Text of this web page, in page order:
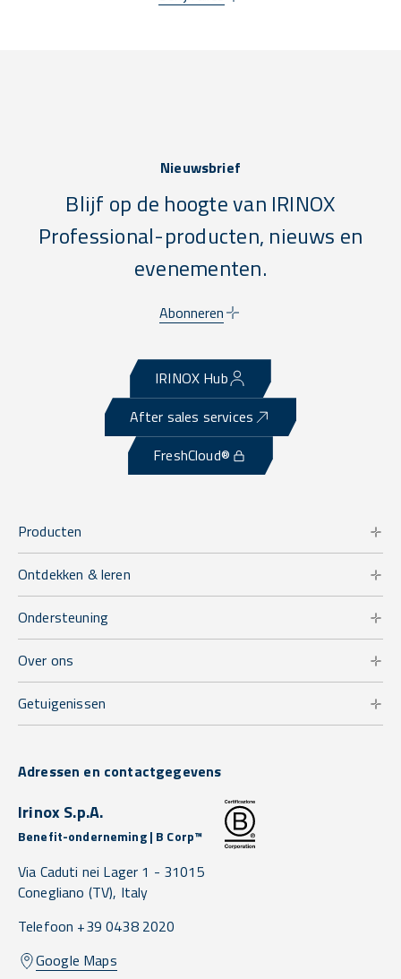
Nieuwsbrief
Blijf op de hoogte van IRINOX
Professional-producten, nieuws en
evenementen.
Abonneren
IRINOX Hub
After sales services
FreshCloud®
Producten
Ontdekken & leren
Ondersteuning
Over ons
Getuigenissen
Adressen en contactgegevens
Irinox S.p.A.
Benefit-onderneming | B Corp™
Via Caduti nei Lager 1 - 31015
Conegliano (TV), Italy
Telefoon +39 0438 2020
Google Maps